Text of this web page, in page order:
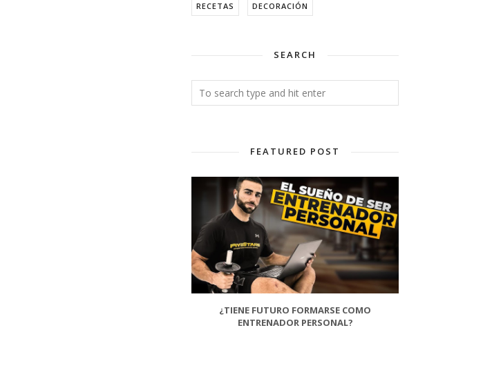
RECETAS DECORACIÓN
SEARCH
FEATURED POST
¿TIENE FUTURO FORMARSE COMO
ENTRENADOR PERSONAL?